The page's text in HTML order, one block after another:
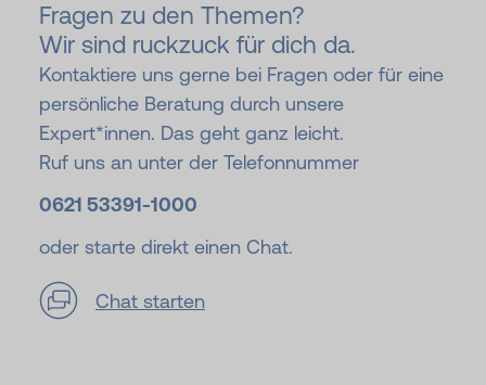
Fragen zu den Themen?
Wir sind ruckzuck für dich da.
Kontaktiere uns gerne bei Fragen oder für eine
persönliche Beratung durch unsere
Expert*innen. Das geht ganz leicht.
Ruf uns an unter der Telefonnummer
0621 53391-1000
oder starte direkt einen Chat.
Chat starten